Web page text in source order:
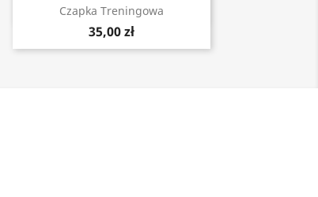
Czapka Treningowa
35,00 zł
Szybki podgląd